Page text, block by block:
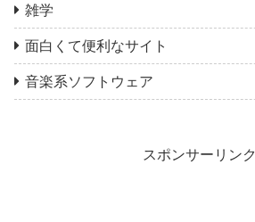
雑学
面白くて便利なサイト
音楽系ソフトウェア
スポンサーリンク